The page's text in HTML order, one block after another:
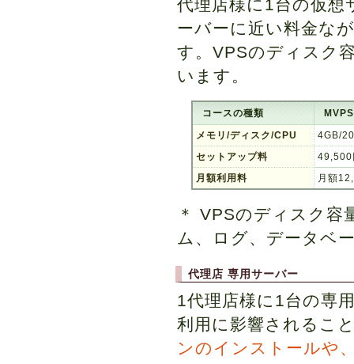
代理店様に1台の仮想
ーバーに近い料金な
す。VPSのディスク
います。
コースの種類
メモリ/ディスク/CPU
4GB/
セットアップ料
49,500
月額利用料
月額
＊ VPSのディスク容
ム、ログ、データベ
代理店 専用サーバー
1代理店様に1台の専
利用に影響されるこ
ンのインストールや